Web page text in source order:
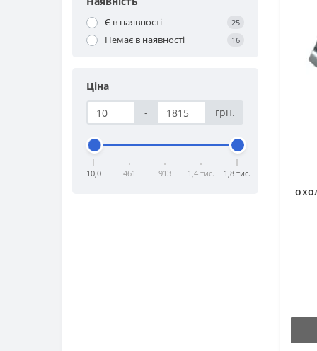
Є в наявності 25
Немає в наявності 16
Ціна
-
грн.
10,0 461 913 1,4 тис. 1,8 тис.